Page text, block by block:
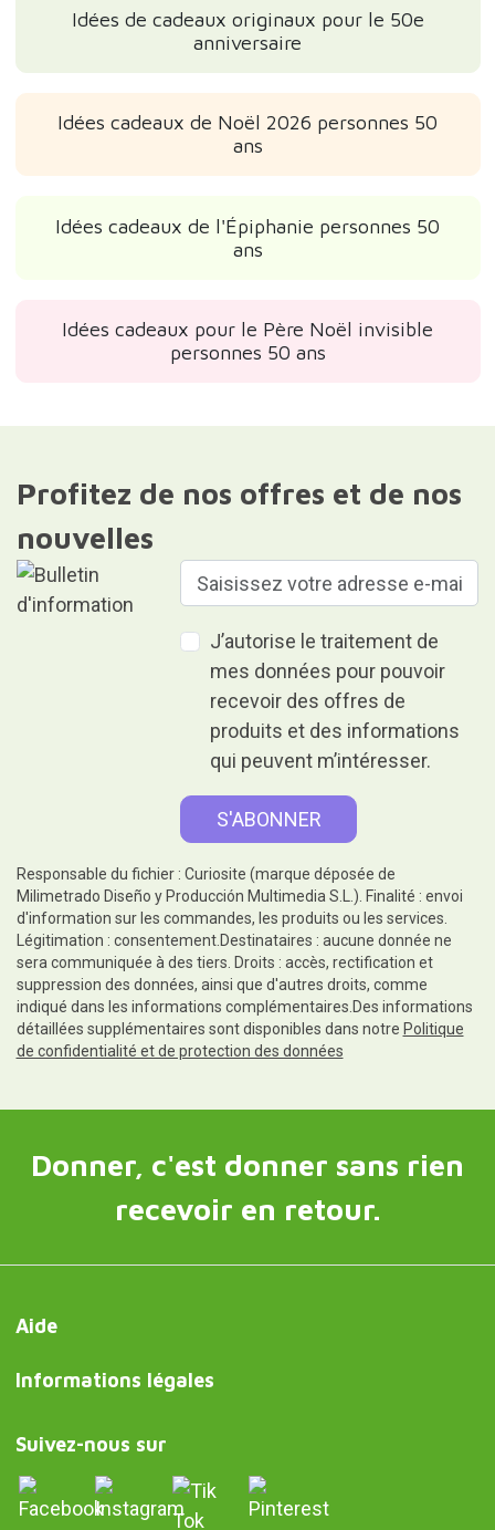
Idées de cadeaux originaux pour le 50e
anniversaire
Idées cadeaux de Noël 2026 personnes 50
ans
Idées cadeaux de l'Épiphanie personnes 50
ans
Idées cadeaux pour le Père Noël invisible
personnes 50 ans
Profitez de nos offres et de nos
nouvelles
J’autorise le traitement de
mes données pour pouvoir
recevoir des offres de
produits et des informations
qui peuvent m’intéresser.
Responsable du fichier : Curiosite (marque déposée de
Milimetrado Diseño y Producción Multimedia S.L.). Finalité : envoi
d'information sur les commandes, les produits ou les services.
Légitimation : consentement.Destinataires : aucune donnée ne
sera communiquée à des tiers. Droits : accès, rectification et
suppression des données, ainsi que d'autres droits, comme
indiqué dans les informations complémentaires.Des informations
détaillées supplémentaires sont disponibles dans notre Politique
de confidentialité et de protection des données
Donner, c'est donner sans rien
recevoir en retour.
Aide
Informations légales
Suivez-nous sur